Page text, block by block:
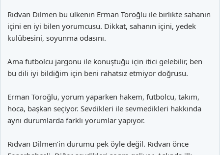
Rıdvan Dilmen bu ülkenin Erman Toroğlu ile birlikte sahanın
içini en iyi bilen yorumcusu. Dikkat, sahanın içini, yedek
kulübesini, soyunma odasını.
Ama futbolcu jargonu ile konuştuğu için itici gelebilir, ben
bu dili iyi bildiğim için beni rahatsız etmiyor doğrusu.
Erman Toroğlu, yorum yaparken hakem, futbolcu, takım,
hoca, başkan seçiyor. Sevdikleri ile sevmedikleri hakkında
aynı durumlarda farklı yorumlar yapıyor.
Rıdvan Dilmen’in durumu pek öyle değil. Rıdvan önce